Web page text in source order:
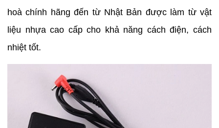
hoà chính hãng đến từ Nhật Bản được làm từ vật
liệu nhựa cao cấp cho khả năng cách điện, cách
nhiệt tốt.